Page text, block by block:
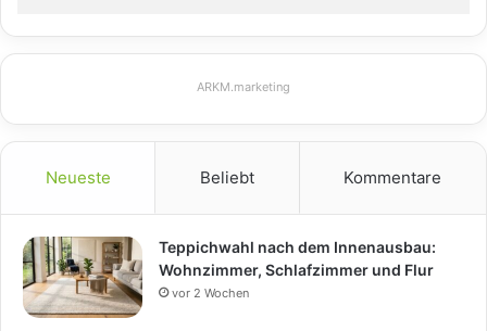
ARKM.marketing
Neueste Beliebt Kommentare
Teppichwahl nach dem Innenausbau:
Wohnzimmer, Schlafzimmer und Flur
vor 2 Wochen